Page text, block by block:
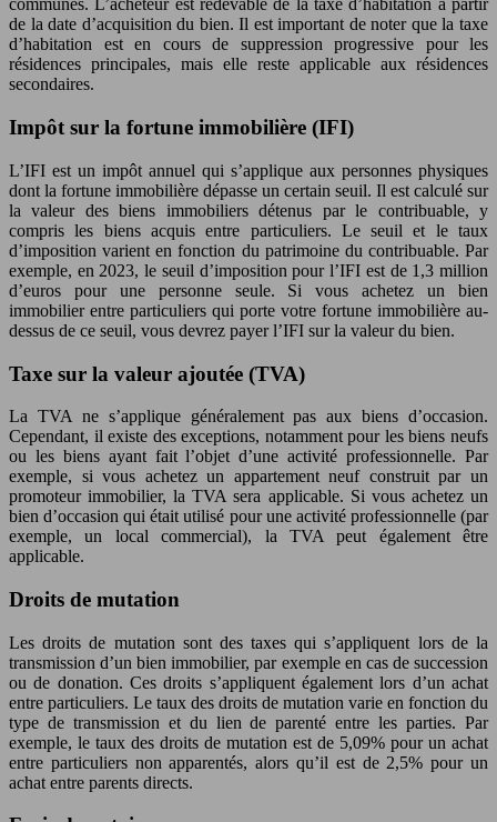
communes. L’acheteur est redevable de la taxe d’habitation à partir
de la date d’acquisition du bien. Il est important de noter que la taxe
d’habitation est en cours de suppression progressive pour les
résidences principales, mais elle reste applicable aux résidences
secondaires.
Impôt sur la fortune immobilière (IFI)
L’IFI est un impôt annuel qui s’applique aux personnes physiques
dont la fortune immobilière dépasse un certain seuil. Il est calculé sur
la valeur des biens immobiliers détenus par le contribuable, y
compris les biens acquis entre particuliers. Le seuil et le taux
d’imposition varient en fonction du patrimoine du contribuable. Par
exemple, en 2023, le seuil d’imposition pour l’IFI est de 1,3 million
d’euros pour une personne seule. Si vous achetez un bien
immobilier entre particuliers qui porte votre fortune immobilière au-
dessus de ce seuil, vous devrez payer l’IFI sur la valeur du bien.
Taxe sur la valeur ajoutée (TVA)
La TVA ne s’applique généralement pas aux biens d’occasion.
Cependant, il existe des exceptions, notamment pour les biens neufs
ou les biens ayant fait l’objet d’une activité professionnelle. Par
exemple, si vous achetez un appartement neuf construit par un
promoteur immobilier, la TVA sera applicable. Si vous achetez un
bien d’occasion qui était utilisé pour une activité professionnelle (par
exemple, un local commercial), la TVA peut également être
applicable.
Droits de mutation
Les droits de mutation sont des taxes qui s’appliquent lors de la
transmission d’un bien immobilier, par exemple en cas de succession
ou de donation. Ces droits s’appliquent également lors d’un achat
entre particuliers. Le taux des droits de mutation varie en fonction du
type de transmission et du lien de parenté entre les parties. Par
exemple, le taux des droits de mutation est de 5,09% pour un achat
entre particuliers non apparentés, alors qu’il est de 2,5% pour un
achat entre parents directs.